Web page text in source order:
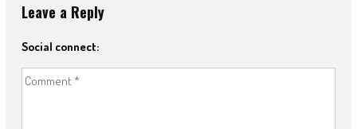
Leave a Reply
Social connect: